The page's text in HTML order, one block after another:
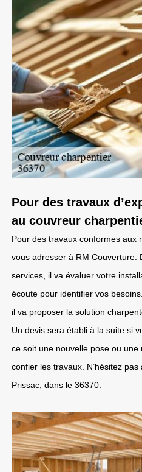
Pour des travaux
au couvreur
Pour des travaux conformes aux
vous adresser à RM Couverture.
services, il va évaluer votre
écoute pour identifier vos
il va proposer la solution
Un devis sera établi à la suite si
ce soit une nouvelle pose ou
confier les travaux. N’hésitez pas
Prissac, dans le 36370.